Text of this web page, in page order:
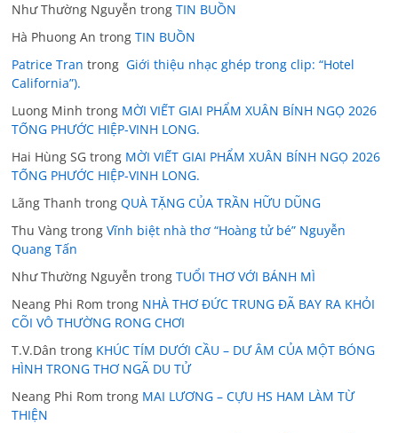
Như Thường Nguyễn trongTIN BUỒN
Hà Phuong An trongTIN BUỒN
Patrice Tran trong Giới thiệu nhạc ghép trong clip: “Hotel
California”).
Luong Minh trong MỜI VIẾT GIAI PHẨM XUÂN BÍNH NGỌ 2026
TỐNG PHƯỚC HIỆP-VINH LONG.
Hai Hùng SG trong MỜI VIẾT GIAI PHẨM XUÂN BÍNH NGỌ 2026
TỐNG PHƯỚC HIỆP-VINH LONG.
Lãng Thanh trongQUÀ TẶNG CỦA TRẦN HỮU DŨNG
Thu Vàng trongVĩnh biệt nhà thơ “Hoàng tử bé” Nguyễn
Quang Tấn
Như Thường Nguyễn trongTUỔI THƠ VỚI BÁNH MÌ
Neang Phi Rom trong NHÀ THƠ ĐỨC TRUNG ĐÃ BAY RA KHỎI
CÕI VÔ THƯỜNG RONG CHƠI
T.V.Dân trong KHÚC TÍM DƯỚI CẦU – DƯ ÂM CỦA MỘT BÓNG
HÌNH TRONG THƠ NGÃ DU TỬ
Neang Phi Rom trong MAI LƯƠNG – CỰU HS HAM LÀM TỪ
THIỆN